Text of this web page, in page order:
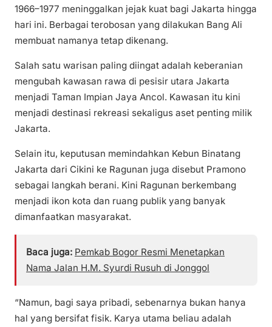
1966–1977 meninggalkan jejak kuat bagi Jakarta hingga
hari ini. Berbagai terobosan yang dilakukan Bang Ali
membuat namanya tetap dikenang.
Salah satu warisan paling diingat adalah keberanian
mengubah kawasan rawa di pesisir utara Jakarta
menjadi Taman Impian Jaya Ancol. Kawasan itu kini
menjadi destinasi rekreasi sekaligus aset penting milik
Jakarta.
Selain itu, keputusan memindahkan Kebun Binatang
Jakarta dari Cikini ke Ragunan juga disebut Pramono
sebagai langkah berani. Kini Ragunan berkembang
menjadi ikon kota dan ruang publik yang banyak
dimanfaatkan masyarakat.
Baca juga: Pemkab Bogor Resmi Menetapkan
Nama Jalan H.M. Syurdi Rusuh di Jonggol
“Namun, bagi saya pribadi, sebenarnya bukan hanya
hal yang bersifat fisik. Karya utama beliau adalah